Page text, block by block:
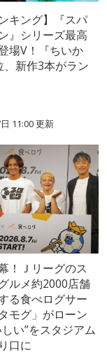
キング】『スパ
』シリーズ最高
場V！『ちいか
、新作3本がラン
11:00更新
！Ｊリーグのス
ルメ約2000店舗
る食べログサー
モグ」がローン
い”をスタジアム
口に